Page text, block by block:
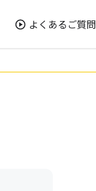
よくあるご質問